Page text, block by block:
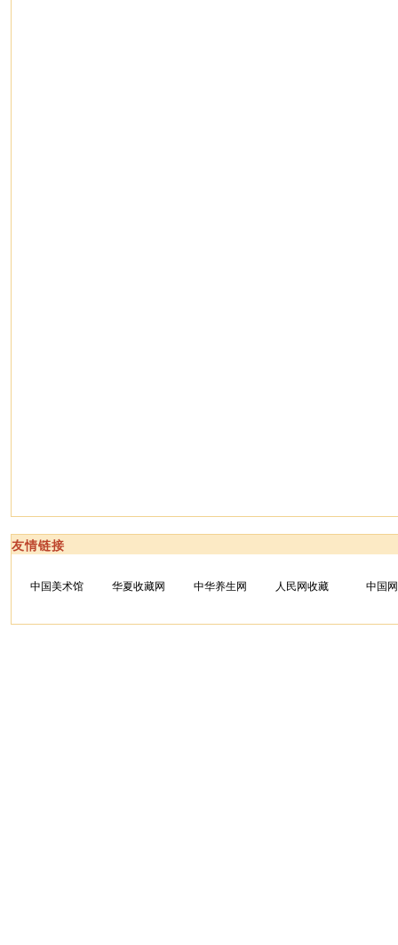
友情链接
中国美术馆 华夏收藏网 中华养生网 人民网收藏 中国